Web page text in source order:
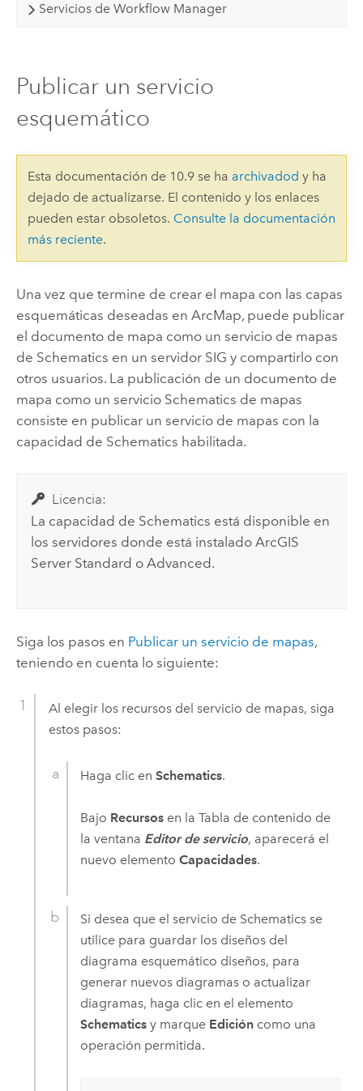
Servicios de Workflow Manager
Publicar un servicio
esquemático
Esta documentación de 10.9 se ha archivadod y ha
dejado de actualizarse. El contenido y los enlaces
pueden estar obsoletos. Consulte la documentación
más reciente.
Una vez que termine de crear el mapa con las capas
esquemáticas deseadas en ArcMap, puede publicar
el documento de mapa como un servicio de mapas
de Schematics en un servidor SIG y compartirlo con
otros usuarios. La publicación de un documento de
mapa como un servicio Schematics de mapas
consiste en publicar un servicio de mapas con la
capacidad de Schematics habilitada.
Licencia:
La capacidad de Schematics está disponible en
los servidores donde está instaladoArcGIS
Server Standard o Advanced.
Siga los pasos en Publicar un servicio de mapas,
teniendo en cuenta lo siguiente:
Al elegir los recursos del servicio de mapas, siga
estos pasos:
Haga clic enSchematics.
Bajo Recursos en la Tabla de contenido de
la ventana Editor de servicio, aparecerá el
nuevo elementoCapacidades.
Si desea que el servicio de Schematics se
utilice para guardar los diseños del
diagrama esquemático diseños, para
generar nuevos diagramas o actualizar
diagramas, haga clic en el elemento
Schematics y marque Edición como una
operación permitida.